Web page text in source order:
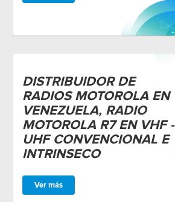
DISTRIBUIDOR DE
RADIOS MOTOROLA EN
VENEZUELA, RADIO
MOTOROLA R7 EN VHF -
UHF CONVENCIONAL E
INTRINSECO
Ver más